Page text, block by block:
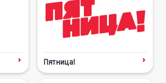
Пятница!